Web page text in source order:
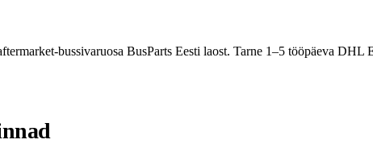
bussivaruosa BusParts Eesti laost. Tarne 1–5 tööpäeva DHL